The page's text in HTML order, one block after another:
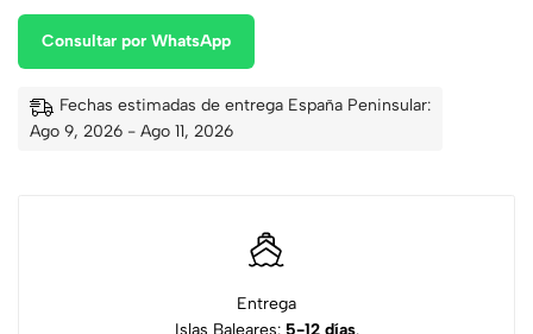
Consultar por WhatsApp
Fechas estimadas de entrega España Peninsular:
Ago 9, 2026 - Ago 11, 2026
Entrega